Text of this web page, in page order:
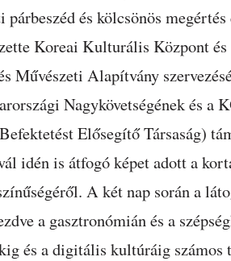
párbeszéd és kölcsönös
Koreai Kulturális Központ
Művészeti Alapítvány
Nagykövetségének és a
Elősegítő Társaság)
idén is átfogó képet adott a
A két nap során a
a gasztronómián és a
és a digitális kultúráig számos